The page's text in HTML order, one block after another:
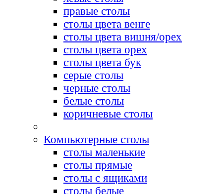
правые столы
столы цвета венге
столы цвета вишня/орех
столы цвета орех
столы цвета бук
серые столы
черные столы
белые столы
коричневые столы
Компьютерные столы
столы маленькие
столы прямые
столы с ящиками
столы белые